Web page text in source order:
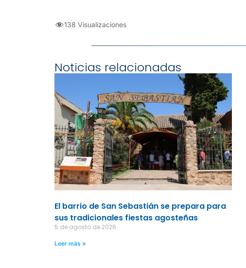
138 Visualizaciones
Noticias relacionadas
El barrio de San Sebastián se prepara para
sus tradicionales fiestas agosteñas
5 de agosto de 2026
Leer más »